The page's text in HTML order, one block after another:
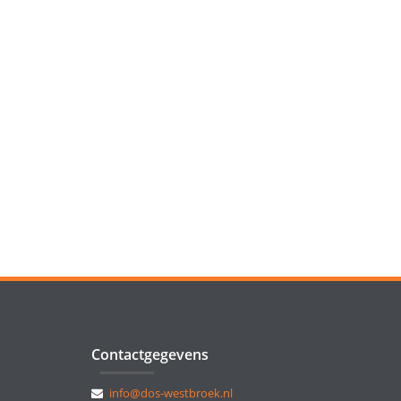
Contactgegevens
info@dos-westbroek.nl